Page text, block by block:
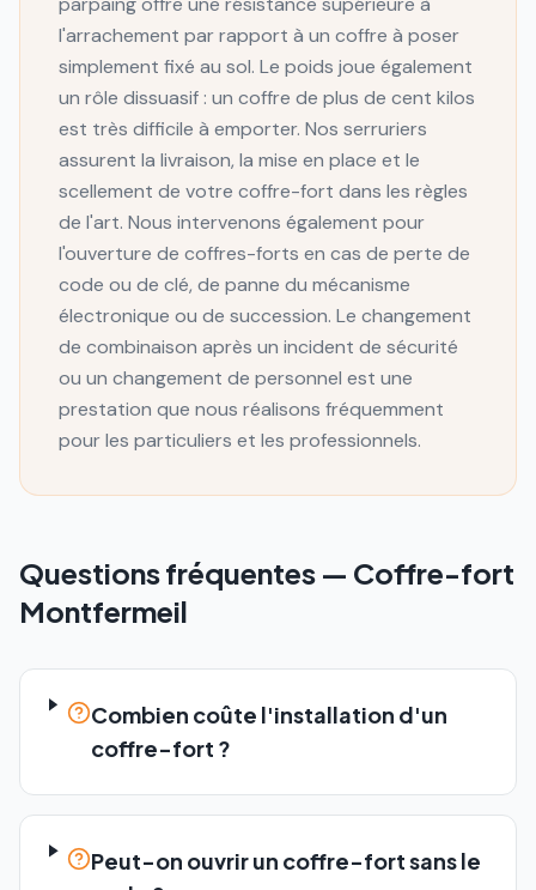
l'arrachement par rapport à un coffre à poser
simplement fixé au sol. Le poids joue également
un rôle dissuasif : un coffre de plus de cent kilos
est très difficile à emporter. Nos serruriers
assurent la livraison, la mise en place et le
scellement de votre coffre-fort dans les règles
de l'art. Nous intervenons également pour
l'ouverture de coffres-forts en cas de perte de
code ou de clé, de panne du mécanisme
électronique ou de succession. Le changement
de combinaison après un incident de sécurité
ou un changement de personnel est une
prestation que nous réalisons fréquemment
pour les particuliers et les professionnels.
Questions fréquentes — Coffre-fort
Montfermeil
Combien coûte l'installation d'un
coffre-fort ?
Peut-on ouvrir un coffre-fort sans le